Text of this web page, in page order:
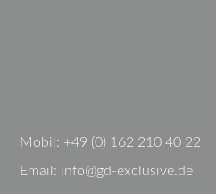
Mobil: +49 (0) 162 210 40 22
Email: info@gd-exclusive.de